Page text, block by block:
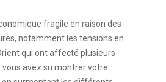
fragile en raison des
notamment les tensions en
qui ont affecté plusieurs
avez su montrer votre